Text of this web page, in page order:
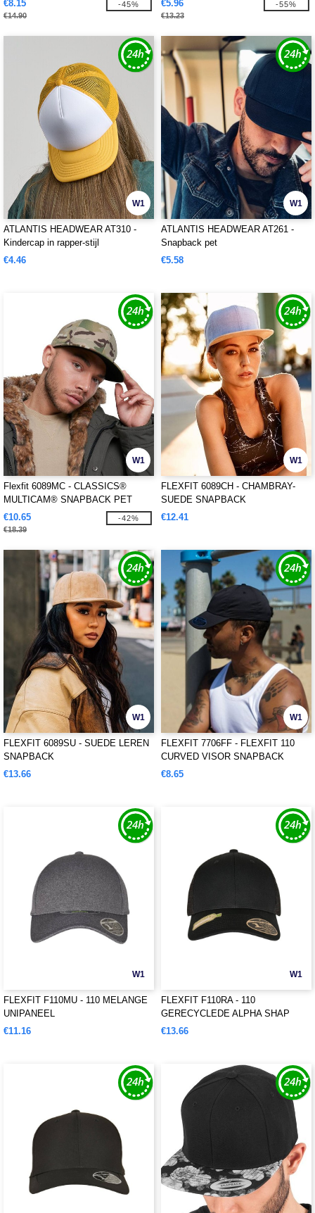
€8.15
€14.90
-45% €5.96
€13.23
-55%
W1
ATLANTIS HEADWEAR AT310 -
Kindercap in rapper-stijl
€4.46
W1
ATLANTIS HEADWEAR AT261 -
Snapback pet
€5.58
W1
Flexfit 6089MC - CLASSICS®
MULTICAM® SNAPBACK PET
€10.65
€18.39
-42%
W1
FLEXFIT 6089CH - CHAMBRAY-
SUEDE SNAPBACK
€12.41
W1
FLEXFIT 6089SU - SUEDE LEREN
SNAPBACK
€13.66
W1
FLEXFIT 7706FF - FLEXFIT 110
CURVED VISOR SNAPBACK
€8.65
W1
FLEXFIT F110MU - 110 MELANGE
UNIPANEEL
€11.16
W1
FLEXFIT F110RA - 110
GERECYCLEDE ALPHA SHAP
TRUCKER
€13.66